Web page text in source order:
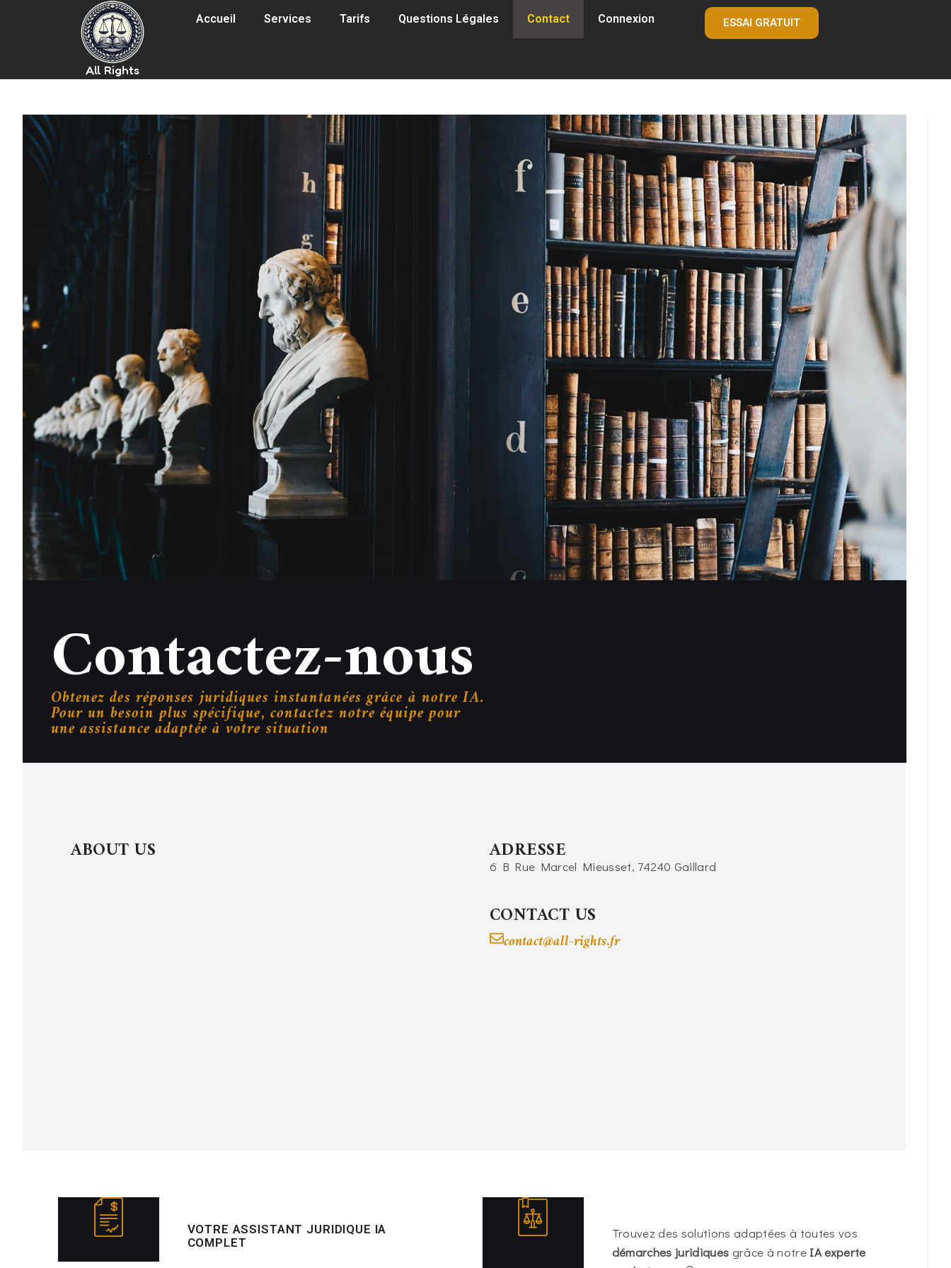
All Rights
Accueil Services Tarifs Questions Légales Contact Connexion ESSAI GRATUIT
Contactez-nous
Obtenez des réponses juridiques instantanées grâce à notre IA.
Pour un besoin plus spécifique, contactez notre équipe pour
une assistance adaptée à votre situation
ABOUT US ADRESSE
6 B Rue Marcel Mieusset, 74240 Gaillard
CONTACT US
contact@all-rights.fr
VOTRE ASSISTANT JURIDIQUE IA
COMPLET
Trouvez des solutions adaptées à toutes vos
démarches juridiques grâce à notre IA experte